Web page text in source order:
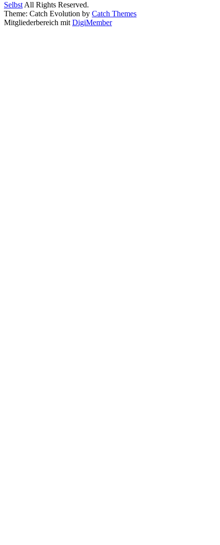
Selbst All Rights Reserved.
Theme: Catch Evolution by Catch Themes
Mitgliederbereich mit DigiMember